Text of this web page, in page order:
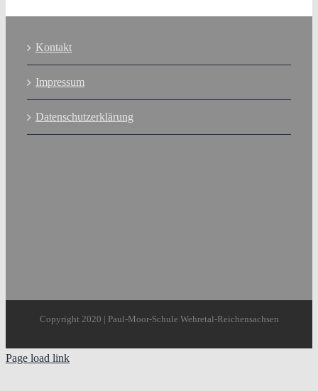
Kontakt
Impressum
Datenschutzerklärung
Copyright 2020 | Paul-Moor-Schule Wehretal-Reichensachsen
Page load link